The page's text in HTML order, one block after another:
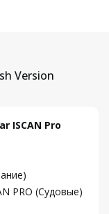
Version
ISCAN Pro
PRO (Судовые)